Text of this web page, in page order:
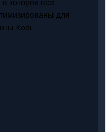
которой все
для
Kodi.